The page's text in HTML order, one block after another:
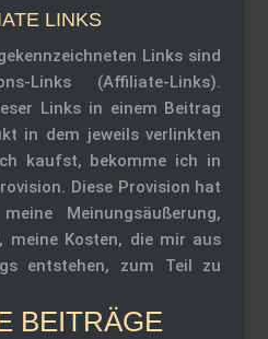
LINKS
Links sind
Links (Affiliate-Links).
Links in einem Beitrag
in dem jeweils verlinkten
kaufst, bekomme ich in
Diese Provision hat
Meinungsäußerung,
meine Kosten, die mir aus
entstehen, zum Teil zu
BEITRÄGE